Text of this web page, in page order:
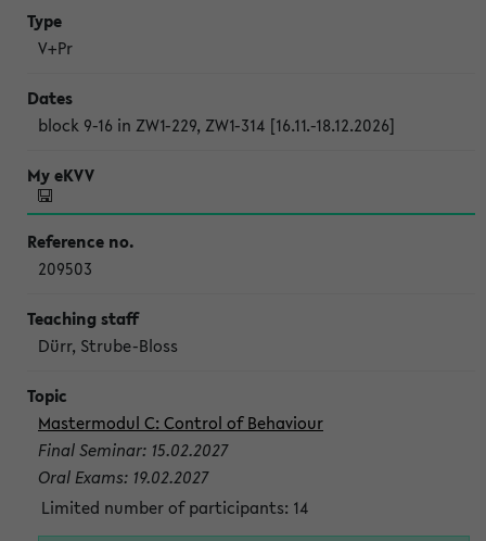
V+Pr
block 9-16 in ZW1-229, ZW1-314 [16.11.-18.12.2026]
209503
Dürr, Strube-Bloss
Mastermodul C: Control of Behaviour
Final Seminar: 15.02.2027
Oral Exams: 19.02.2027
Limited number of participants: 14